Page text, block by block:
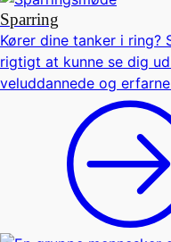
Sparring
Kører dine tanker i ring?
rigtigt at kunne se dig
veluddannede og